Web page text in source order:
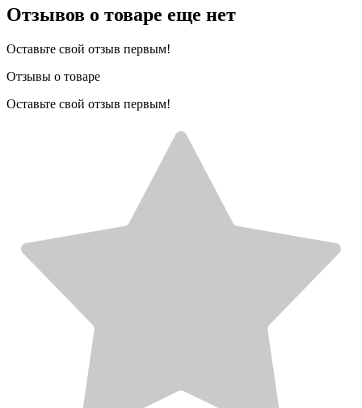
Отзывов о товаре еще нет
Оставьте свой отзыв первым!
Отзывы о товаре
Оставьте свой отзыв первым!